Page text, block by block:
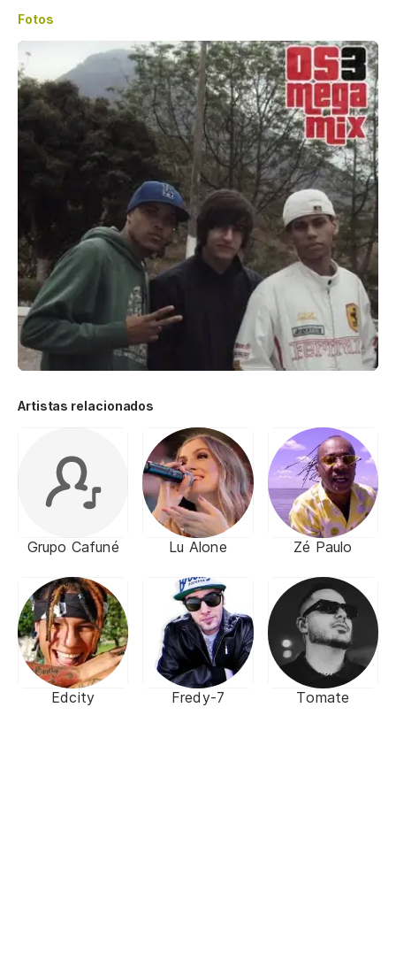
Fotos
Artistas relacionados
Grupo Cafuné Lu Alone Zé Paulo
Edcity Fredy-7 Tomate